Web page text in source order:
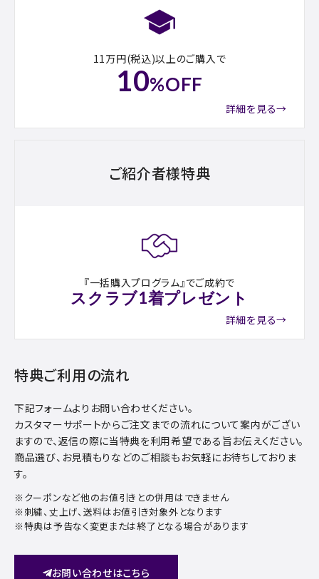
11万円(税込)以上のご購入で
10%OFF
詳細を見る→
ご紹介者様特典
『一括購入プログラム』でご成約で
スクラブ1着プレゼント
詳細を見る→
特典ご利用の流れ
下記フォームよりお問い合わせください。
カスタマーサポートからご注文までの流れについて案内がござい
ますので、返信の際に当特典を利用希望である旨お伝えください。
商品選び、お見積もりなどのご相談もお気軽にお待ちしておりま
す。
※クーポンなど他のお値引きとの併用はできません
※刺繍、丈上げ、送料はお値引き対象外となります
※特典は予告なく変更または終了となる場合があります
お問い合わせはこちら